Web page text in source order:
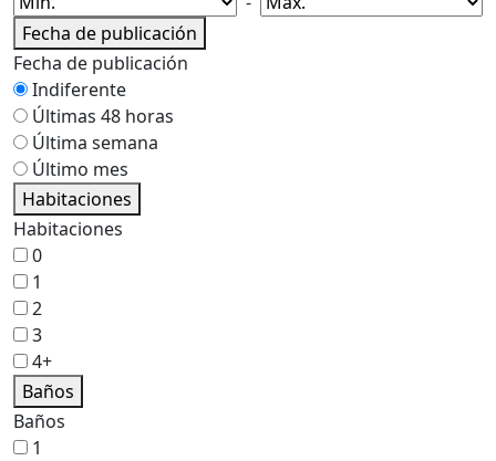
Fecha de publicación
Fecha de publicación
Indiferente
Últimas 48 horas
Última semana
Último mes
Habitaciones
Habitaciones
0
1
2
3
4+
Baños
Baños
1